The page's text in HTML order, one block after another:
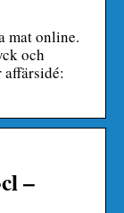
mat online.
och
–